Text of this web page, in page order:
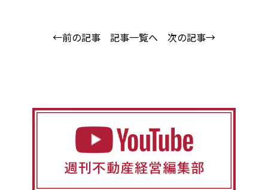
←前の記事 記事一覧へ 次の記事→